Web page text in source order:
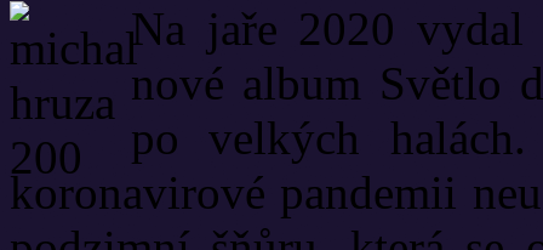
Na jaře 2020
nové album Světlo
po velkých
koronavirové pandemii